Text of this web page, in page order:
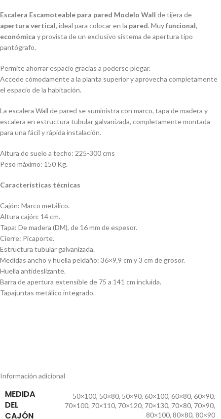
Escalera Escamoteable para pared Modelo Wall de tijera de
apertura vertical, ideal para colocar en la pared. Muyfuncional,
económica y provista de un exclusivo sistema de apertura tipo
pantógrafo.
Permite ahorrar espacio gracias a poderse plegar.
Accede cómodamente a la planta superior y aprovecha completamente
el espacio de la habitación.
La escalera Wall de pared se suministra con marco, tapa de madera y
escalera en estructura tubular galvanizada, completamente montada
para una fácil y rápida instalación.
Altura de suelo a techo: 225-300 cms
Peso máximo: 150 Kg.
Características técnicas
Cajón: Marco metálico.
Altura cajón: 14 cm.
Tapa: De madera (DM), de 16 mm de espesor.
Cierre: Picaporte.
Estructura tubular galvanizada.
Medidas ancho y huella peldaño: 36×9,9 cm y 3 cm de grosor.
Huella antideslizante.
Barra de apertura extensible de 75 a 141 cm incluida.
Tapajuntas metálico integrado.
Información adicional
MEDIDA
DEL
CAJÓN
50×100, 50×80, 50×90, 60×100, 60×80, 60×90,
70×100, 70×110, 70×120, 70×130, 70×80, 70×90,
80×100, 80×80, 80×90